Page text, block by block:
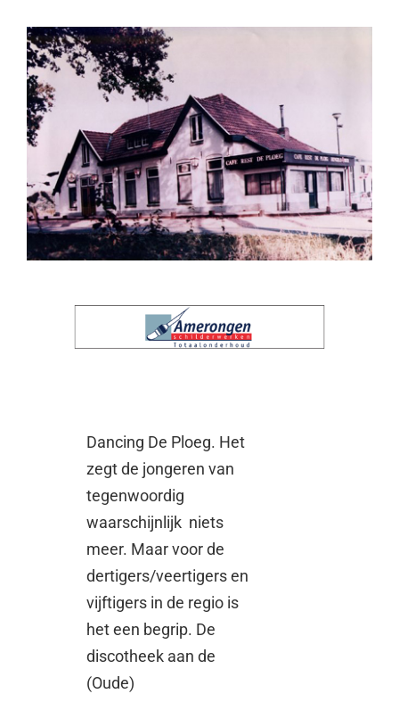
Dancing De Ploeg. Het
zegt de jongeren van
tegenwoordig
waarschijnlijk niets
meer. Maar voor de
dertigers/veertigers en
vijftigers in de regio is
het een begrip. De
discotheek aan de
(Oude)